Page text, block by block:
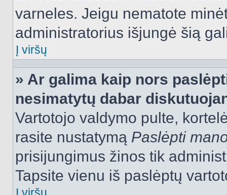
varneles. Jeigu nematote
administratorius išjungė šią
Į viršų
» Ar galima kaip nors
nesimatytų dabar
Vartotojo valdymo pulte,
rasite nustatymą Paslėpti
prisijungimus žinos tik
Tapsite vienu iš paslėptų